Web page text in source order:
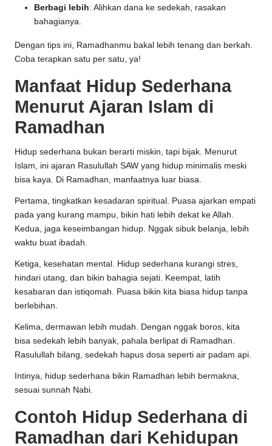
Berbagi lebih: Alihkan dana ke sedekah, rasakan
bahagianya.
Dengan tips ini, Ramadhanmu bakal lebih tenang dan berkah.
Coba terapkan satu per satu, ya!
Manfaat Hidup Sederhana
Menurut Ajaran Islam di
Ramadhan
Hidup sederhana bukan berarti miskin, tapi bijak. Menurut
Islam, ini ajaran Rasulullah SAW yang hidup minimalis meski
bisa kaya. Di Ramadhan, manfaatnya luar biasa.
Pertama, tingkatkan kesadaran spiritual. Puasa ajarkan empati
pada yang kurang mampu, bikin hati lebih dekat ke Allah.
Kedua, jaga keseimbangan hidup. Nggak sibuk belanja, lebih
waktu buat ibadah.
Ketiga, kesehatan mental. Hidup sederhana kurangi stres,
hindari utang, dan bikin bahagia sejati. Keempat, latih
kesabaran dan istiqomah. Puasa bikin kita biasa hidup tanpa
berlebihan.
Kelima, dermawan lebih mudah. Dengan nggak boros, kita
bisa sedekah lebih banyak, pahala berlipat di Ramadhan.
Rasulullah bilang, sedekah hapus dosa seperti air padam api.
Intinya, hidup sederhana bikin Ramadhan lebih bermakna,
sesuai sunnah Nabi.
Contoh Hidup Sederhana di
Ramadhan dari Kehidupan